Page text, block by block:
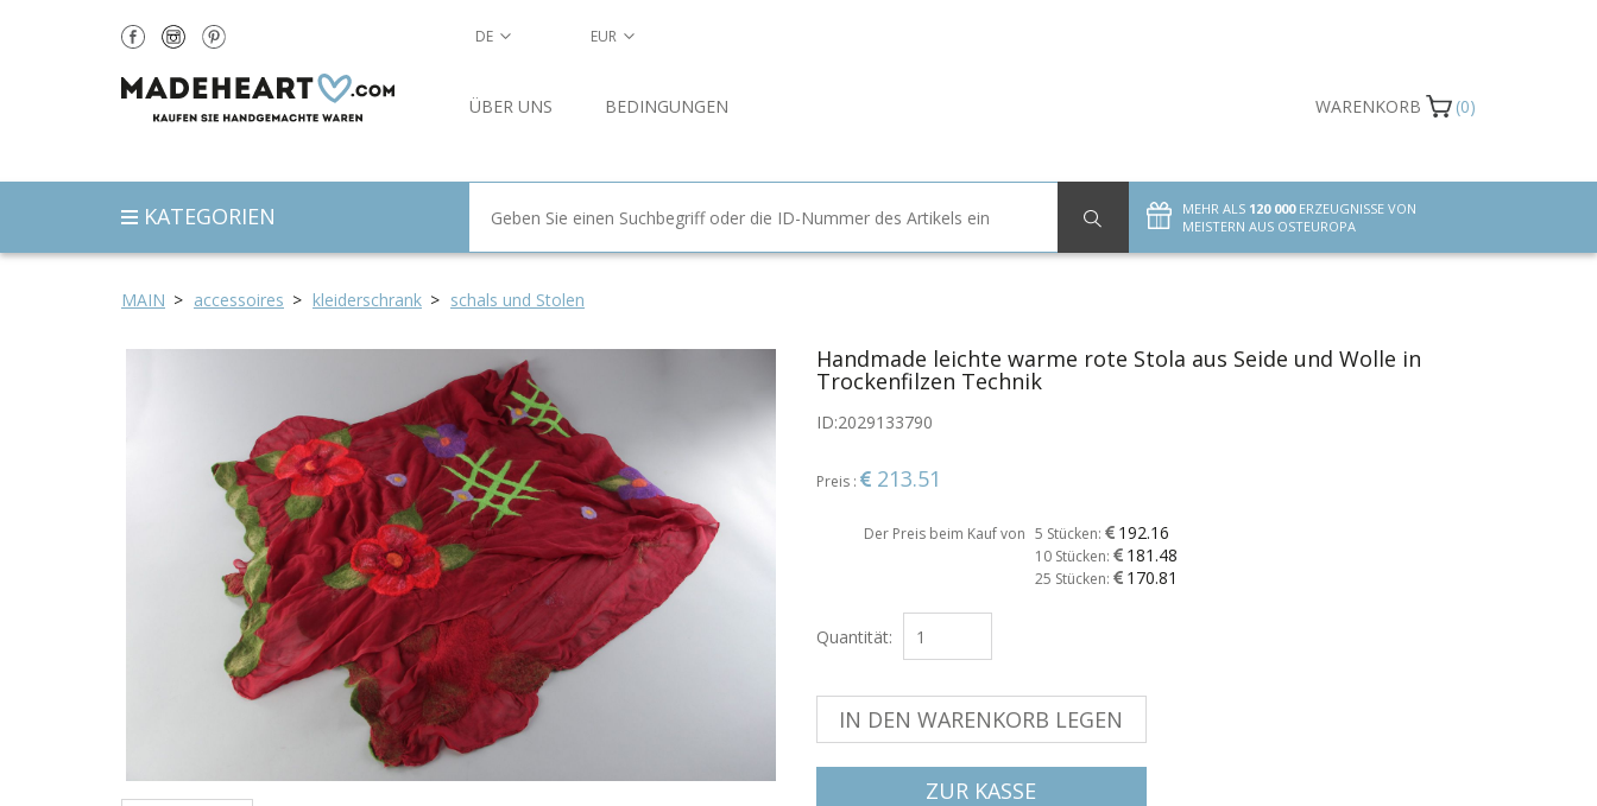
MAIN accessoires kleiderschrank schals und Stolen
Handmade leichte warme rote Stola aus Seide und Wolle in
Trockenfilzen Technik
ID:2029133790
Preis : 213.51
Der Preis beim Kauf von 5 Stücken: 192.16
10 Stücken: 181.48
25 Stücken: 170.81
Quantität:
IN DEN WARENKORB LEGEN
ZUR KASSE
DE EUR
ÜBER UNS BEDINGUNGEN WARENKORB (0)
KATEGORIEN MEHR ALS 120 000ERZEUGNISSE VON
MEISTERN AUS OSTEUROPA